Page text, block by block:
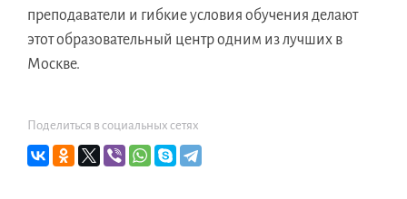
преподаватели и гибкие условия обучения делают
этот образовательный центр одним из лучших в
Москве.
Поделиться в социальных сетях